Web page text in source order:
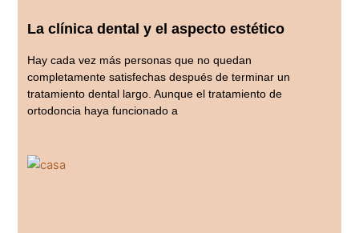
La clínica dental y el aspecto estético
Hay cada vez más personas que no quedan
completamente satisfechas después de terminar un
tratamiento dental largo. Aunque el tratamiento de
ortodoncia haya funcionado a